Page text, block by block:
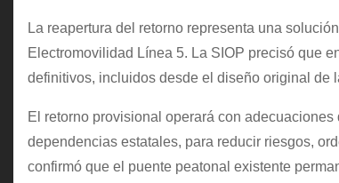
La reapertura del retorno representa una
Electromovilidad Línea 5. La SIOP precisó que
definitivos, incluidos desde el diseño original de
El retorno provisional operará con
dependencias estatales, para reducir riesgos,
confirmó que el puente peatonal existente